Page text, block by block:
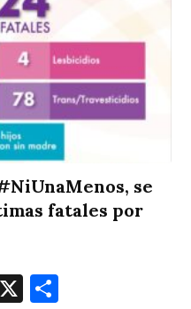
se
fatales por
X